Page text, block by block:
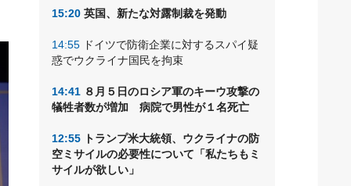
15:20 英国、新たな対露制裁を発動
14:55 ドイツで防衛企業に対するスパイ疑
惑でウクライナ国民を拘束
14:41 ８月５日のロシア軍のキーウ攻撃の
犠牲者数が増加 病院で男性が１名死亡
12:55 トランプ米大統領、ウクライナの防
空ミサイルの必要性について「私たちもミ
サイルが欲しい」